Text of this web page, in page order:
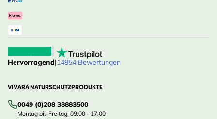
Hervorragend|14854 Bewertungen
VIVARA NATURSCHUTZPRODUKTE
0049 (0)208 38883500
Montag bis Freitag: 09:00 - 17:00